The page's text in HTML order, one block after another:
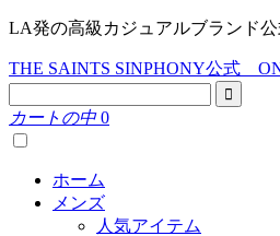
LA発の高級カジュアルブランド
THE SAINTS SINPHONY公式
カートの中 0
ホーム
メンズ
人気アイテム